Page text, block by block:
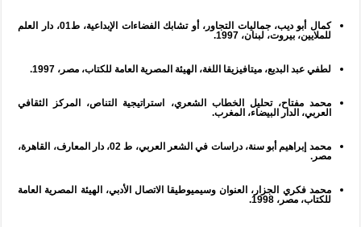
كمال أبو ديب، جماليات التجاور، أو تشابك الفضاءات الإبداعية، ط01، دار العلم
للملايين، بيروت، لبنان، 1997.
لطفي عبد البديع، ميتافيزيقا اللغة، الهيئة المصرية العامة للكتاب، مصر، 1997.
محمد مفتاح، تحليل الخطاب الشعري، استراتيجية التناص، المركز الثقافي
العربي، الدار البيضاء، المغرب.
محمد إبراهيم أبو سنة، دراسات في الشعر العربي، ط 02، دار المعارف، القاهرة،
مصر.
محمد فكري الجزار، العنوان وسيميوطيقا الاتصال الأدبي، الهيئة المصرية العامة
للكتاب، مصر، 1998.